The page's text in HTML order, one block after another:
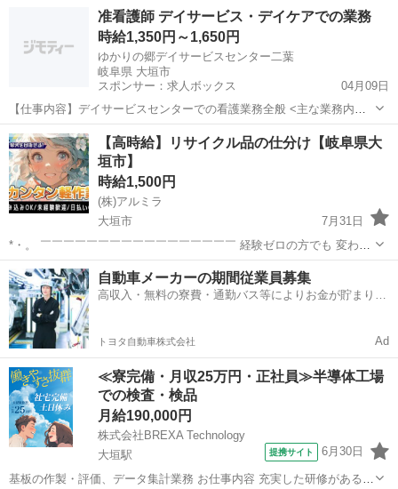
況に応じてマッチしそうな求人をご案内いたします!! 応募前に相談だ
けしてみたい方やどんな求...
大垣市 工場 スタッフ
准看護師 デイサービス・デイケアでの業務
時給1,350円～1,650円
ゆかりの郷デイサービスセンター二葉
岐阜県 大垣市
スポンサー：求人ボックス
04月09日
【仕事内容】デイサービスセンターでの看護業務全般 <主な業務内容>
利用者様のバイタルチェック 内服管理 機能訓練補助・歩行補助 創傷
の処置 介護業務(排泄・入浴・レクリエーション) など <施設概要> 定
員:40名 <応募要件>...
アルバイト・パート
【高時給】リサイクル品の仕分け【岐阜県大
垣市】
時給1,500円
(株)アルミラ
大垣市
7月31日
*・。 ￣￣￣￣￣￣￣￣￣￣￣￣￣￣￣￣￣ 経験ゼロの方でも 変わら
ず高時給からのスタートで しっかり稼げる環境♪ 頑張りを必ず 評価し
てくれる職場なので 努力次第で時給はUP！ どんどん貯金...
岐阜 大垣市 倉庫 時給
自動車メーカーの期間従業員募集
高収入・無料の寮費・通勤バス等によりお金が貯まりや
トヨタ自動車株式会社 Ad
≪寮完備・月収25万円・正社員≫半導体工場
での検査・検品
月給190,000円
株式会社BREXA Technology
大垣駅
提携サイト 6月30日
基板の作製・評価、データ集計業務 お仕事内容 充実した研修があるの